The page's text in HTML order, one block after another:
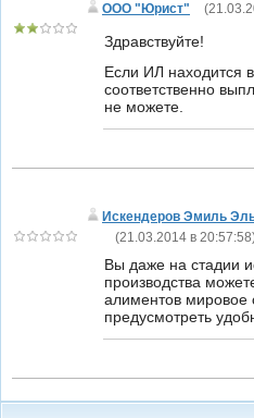
ООО "Юрист" (
Здравствуйте!
Если ИЛ находится
соответственно
не можете.
Искендеров Эмиль
(21.03.2014 в 20:57:58
Вы даже на стадии
производства
алиментов мировое
предусмотреть